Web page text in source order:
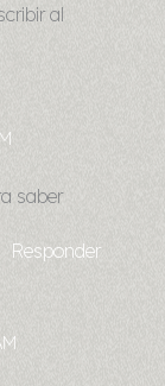
al
saber
Responder